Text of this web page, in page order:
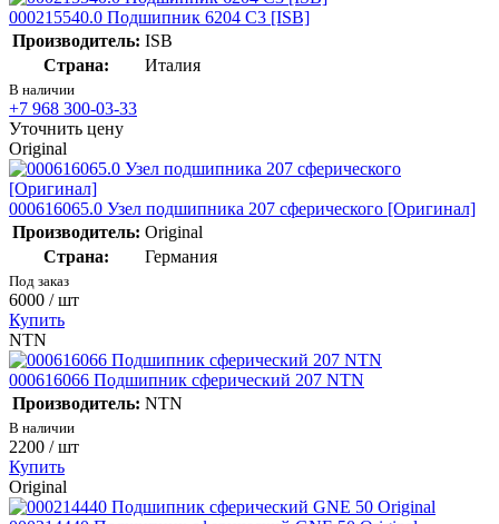
000215540.0 Подшипник 6204 C3 [ISB]
Производитель: ISB
Страна:
Италия
В наличии
+7 968 300-03-33
Уточнить цену
Original
000616065.0 Узел подшипника 207 сферического [Оригинал]
Производитель: Original
Страна:
Германия
Под заказ
6000 / шт
Купить
NTN
000616066 Подшипник сферический 207 NTN
Производитель: NTN
В наличии
2200 / шт
Купить
Original